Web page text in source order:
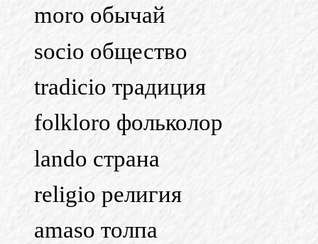
moro обычай
socio общество
tradicio традиция
folkloro фольколор
lando страна
religio религия
amaso толпа